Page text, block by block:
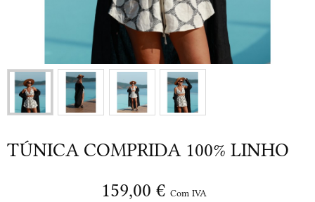
TÚNICA COMPRIDA 100% LINHO
159,00 € Com IVA